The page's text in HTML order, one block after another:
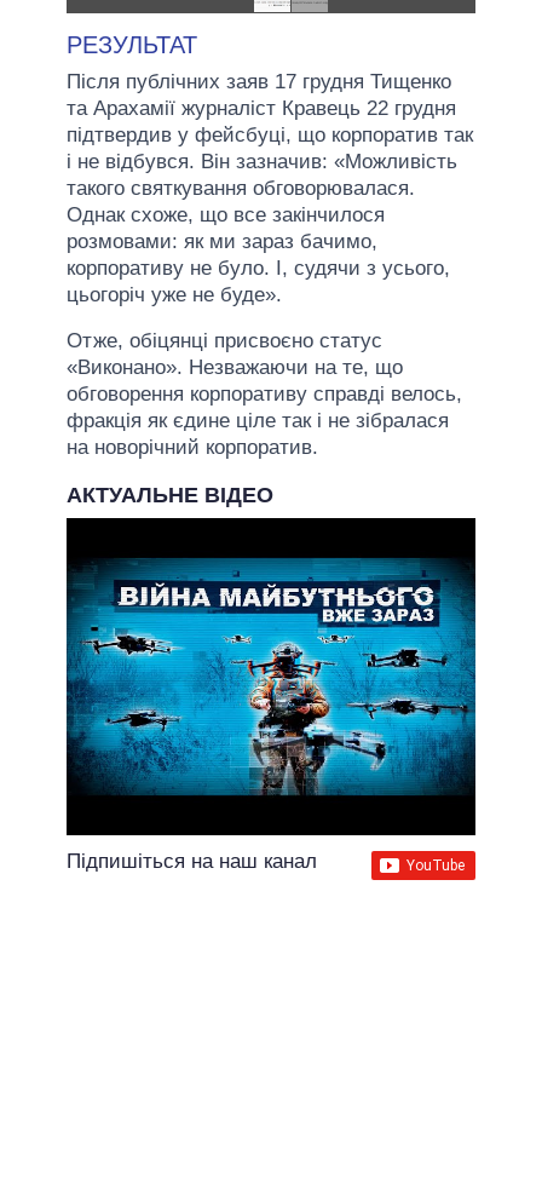
РЕЗУЛЬТАТ
Після публічних заяв 17 грудня Тищенко
та Арахамії журналіст Кравець 22 грудня
підтвердив у фейсбуці, що корпоратив так
і не відбувся. Він зазначив: «Можливість
такого святкування обговорювалася.
Однак схоже, що все закінчилося
розмовами: як ми зараз бачимо,
корпоративу не було. І, судячи з усього,
цьогоріч уже не буде».
Отже, обіцянці присвоєно статус
«Виконано». Незважаючи на те, що
обговорення корпоративу справді велось,
фракція як єдине ціле так і не зібралася
на новорічний корпоратив.
АКТУАЛЬНЕ ВІДЕО
Підпишіться на наш канал